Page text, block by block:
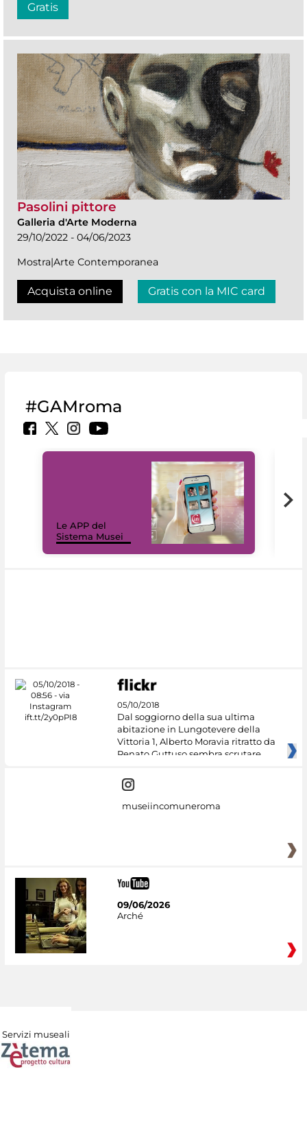
Gratis
Pasolini pittore
Galleria d'Arte Moderna
29/10/2022 - 04/06/2023
Mostra|Arte Contemporanea
Acquista online Gratis con la MIC card
#GAMroma
Le APP del
Sistema Musei
05/10/2018
Dal soggiorno della sua ultima
abitazione in Lungotevere della
Vittoria 1, Alberto Moravia ritratto da
Renato Guttuso sembra scrutare
museiincomuneroma
09/06/2026
Arché
Servizi museali